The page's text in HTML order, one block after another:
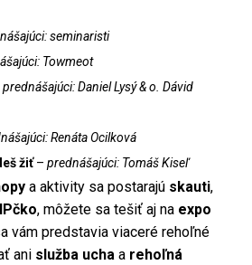
seminaristi
Towmeot
prednášajúci: Daniel Lysý & o. Dávid
Renáta Ocilková
žiť– prednášajúci: Tomáš Kiseľ
a aktivity sa postarajú skauti,
IPčko, môžete sa tešiť aj na expo
vám predstavia viaceré rehoľné
ani služba ucha a rehoľná